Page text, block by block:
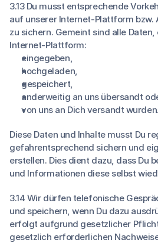
3.13 Du musst entsprechende
auf unserer Internet-Plattform bzw.
zu sichern. Gemeint sind alle
Internet-Plattform:
eingegeben,
hochgeladen,
gespeichert,
anderweitig an uns übersandt
von uns an Dich versandt wurden.
Diese Daten und Inhalte musst Du
gefahrentsprechend sichern und
erstellen. Dies dient dazu, dass Du
und Informationen diese selbst
3.14 Wir dürfen telefonische
und speichern, wenn Du dazu
erfolgt aufgrund gesetzlicher
gesetzlich erforderlichen